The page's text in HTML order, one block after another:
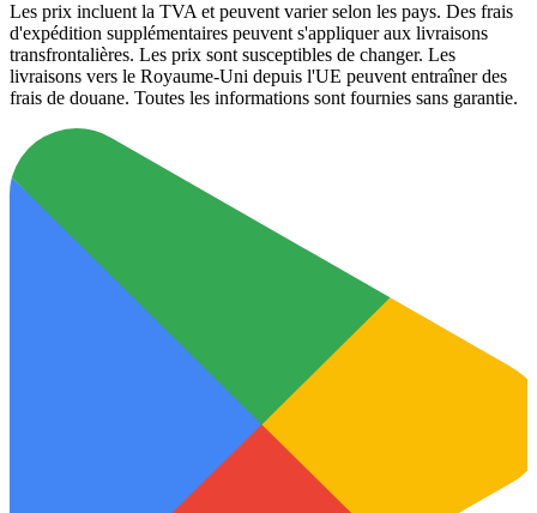
Les prix incluent la TVA et peuvent varier selon les pays. Des frais
d'expédition supplémentaires peuvent s'appliquer aux livraisons
transfrontalières. Les prix sont susceptibles de changer. Les
livraisons vers le Royaume-Uni depuis l'UE peuvent entraîner des
frais de douane. Toutes les informations sont fournies sans garantie.